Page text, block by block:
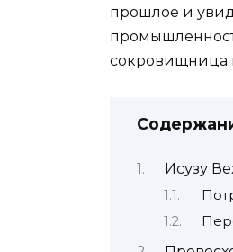
прошлое и
сокровищница
Исузу